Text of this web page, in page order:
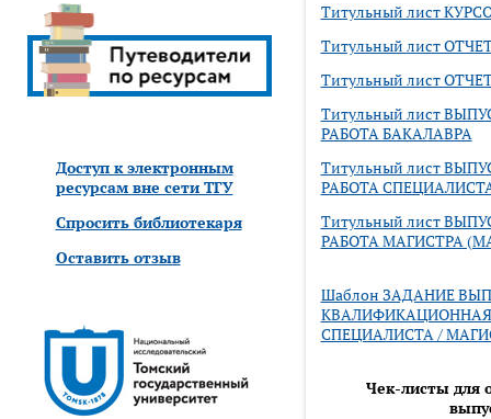
Доступ к электронным
ресурсам вне сети ТГУ
Спросить библиотекаря
Оставить отзыв
Титульный лист
Титульный лист
Титульный лист
Титульный лист
РАБОТА БАКАЛАВРА
Титульный лист
РАБОТА
Титульный лист
РАБОТА МАГИСТРА
Шаблон ЗАДАНИЕ
КВАЛИФИКАЦИОННАЯ
СПЕЦИАЛИСТА /
Чек-листы для